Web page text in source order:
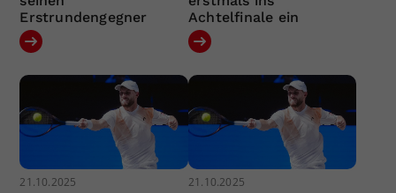
Erstrundengegner
Achtelfinale ein
21.10.2025 21.10.2025